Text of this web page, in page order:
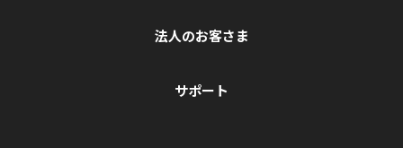
法人のお客さま
サポート